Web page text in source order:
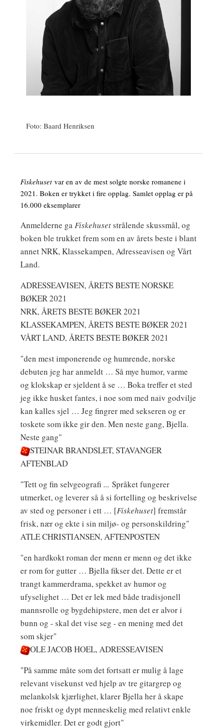
Foto: Baard Henriksen
Fiskehuset var en av de mest solgte norske romanene i
2021. Boken er trykket i fire opplag. Samlet opplag er på
16.000 eksemplarer
Anmelderne gaFiskehusetstrålende skussmål, og
boken ble trukket frem som en av årets beste i blant
annet NRK, Klassekampen, Adresseavisen og Vårt
Land.
ADRESSEAVISEN, ÅRETS BESTE NORSKE
BØKER 2021
NRK, ÅRETS BESTE BØKER 2021
KLASSEKAMPEN, ÅRETS BESTE BØKER 2021
VÅRT LAND, ÅRETS BESTE BØKER 2021
"den mest imponerende og humrende, norske
debuten jeg har anmeldt … Så mye humor, varme
og klokskap er sjeldent å se … Boka treffer et sted
jeg ikke husket fantes, i noe som med naiv godvilje
kan kalles sjel … Jeg fingrer med sekseren og er
toskete som ikke gir den. Men neste gang, Bjella.
Neste gang"
STEINAR BRANDSLET, STAVANGER
AFTENBLAD
"Tett og fin selvgeografi ... Språket fungerer
utmerket, og leverer så å si fortelling og beskrivelse
av sted og personer i ett … [Fiskehuset] fremstår
frisk, nær og ekte i sin miljø- og personskildring"
ATLE CHRISTIANSEN, AFTENPOSTEN
"en hardkokt roman der menn er menn og det ikke
er rom for gutter … Bjella fikser det. Dette er et
trangt kammerdrama, spekket av humor og
ufyselighet … Det er lek med både tradisjonell
mannsrolle og bygdehipstere, men det er alvor i
bunn og - skal det vise seg - en mening med det
som skjer"
OLE JACOB HOEL, ADRESSEAVISEN
"På samme måte som det fortsatt er mulig å lage
relevant visekunst ved hjelp av tre gitargrep og
melankolsk kjærlighet, klarer Bjella her å skape
noe friskt og dypt menneskelig med relativt enkle
virkemidler. Det er godt gjort"